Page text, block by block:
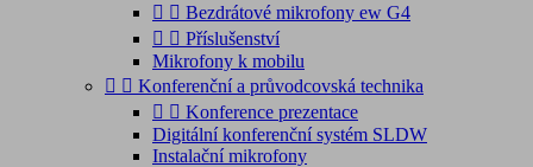
  Bezdrátové mikrofony ew G4
  Příslušenství
Mikrofony k mobilu
  Konferenční a průvodcovská technika
  Konference prezentace
Digitální konferenční systém SLDW
Instalační mikrofony